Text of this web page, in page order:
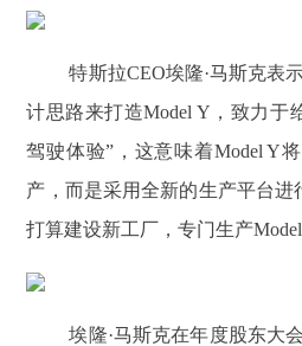
特斯拉CEO埃隆·马斯克表
计思路来打造Model Y，致力于
驾驶体验”，这意味着Model Y
产，而是采用全新的生产平台进
打算建设新工厂，专门生产Model
埃隆·马斯克在年度股东大